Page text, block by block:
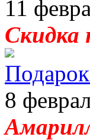
11
Скидка
8